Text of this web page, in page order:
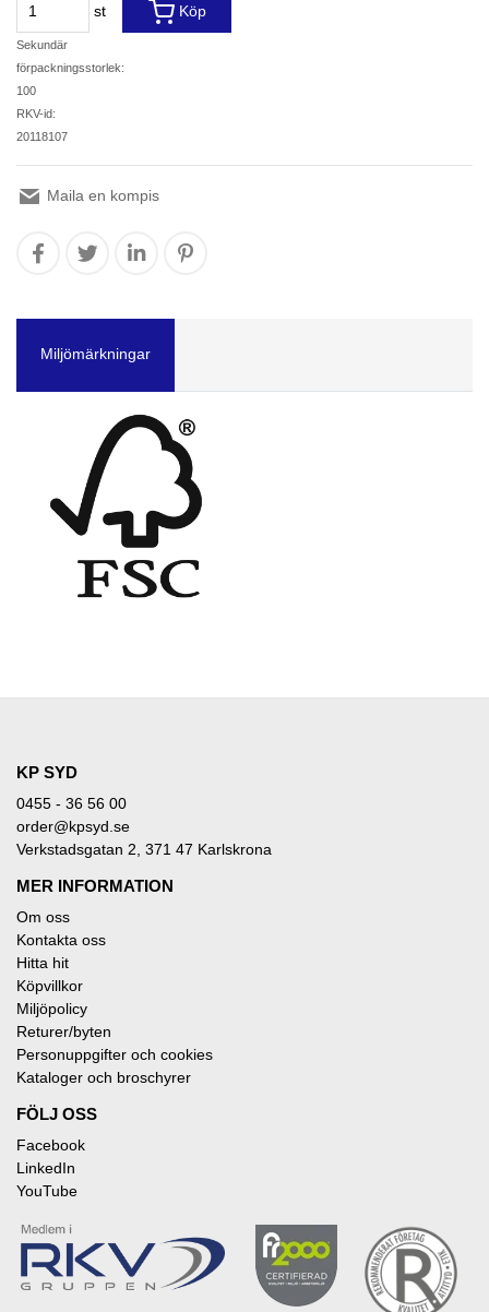
st
Sekundär
förpackningsstorlek:
100
RKV-id:
20118107
Köp
Maila en kompis
Miljömärkningar
KP SYD
0455 - 36 56 00
order@kpsyd.se
Verkstadsgatan 2, 371 47 Karlskrona
MER INFORMATION
Om oss
Kontakta oss
Hitta hit
Köpvillkor
Miljöpolicy
Returer/byten
Personuppgifter och cookies
Kataloger och broschyrer
FÖLJ OSS
Facebook
LinkedIn
YouTube